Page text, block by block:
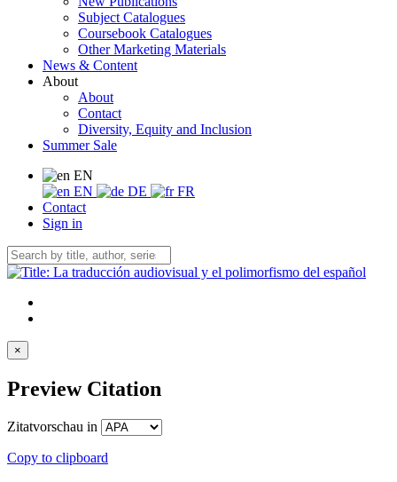
Subject Catalogues
Coursebook Catalogues
Other Marketing Materials
News & Content
About
About
Contact
Diversity, Equity and Inclusion
Summer Sale
EN
EN
DE
FR
Contact
Sign in
×
Preview Citation
Zitatvorschau in
Copy to clipboard